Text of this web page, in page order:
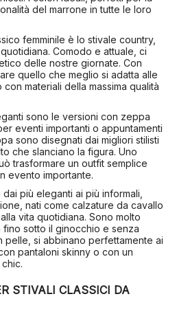
del marrone in tutte le loro
femminile è lo stivale country,
Comodo e attuale, ci
delle nostre giornate. Con
quello che meglio si adatta alle
materiali della massima qualità
sono le versioni con zeppa
eventi importanti o appuntamenti
sono disegnati dai migliori stilisti
che slanciano la figura. Uno
trasformare un outfit semplice
evento importante.
più eleganti ai più informali,
nati come calzature da cavallo
vita quotidiana. Sono molto
sotto il ginocchio e senza
pelle, si abbinano perfettamente ai
pantaloni skinny o con un
STIVALI CLASSICI DA